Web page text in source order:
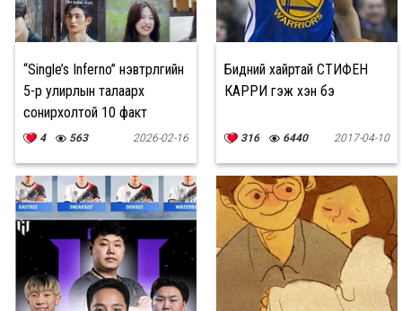
“Single’s Inferno” нэвтрүүлгийн
5-р улирлын талаарх
сонирхолтой 10 факт
4 563 2026-02-16
Бидний хайртай СТИФЕН
КАРРИ гэж хэн бэ
316 6440 2017-04-10